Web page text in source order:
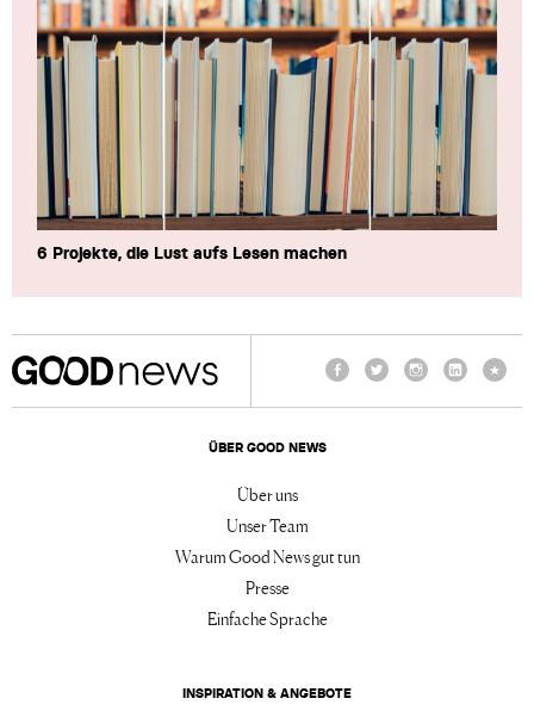
6 Projekte, die Lust aufs Lesen machen
ÜBER GOOD NEWS
Über uns
Unser Team
Warum Good News gut tun
Presse
Einfache Sprache
INSPIRATION & ANGEBOTE